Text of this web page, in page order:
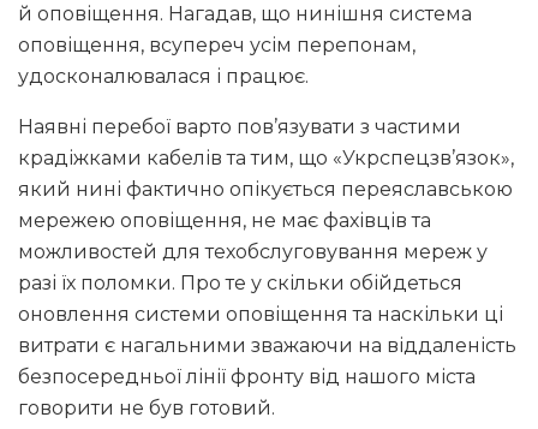
й оповіщення. Нагадав, що нинішня система
оповіщення, всупереч усім перепонам,
удосконалювалася і працює.
Наявні перебої варто пов’язувати з частими
крадіжками кабелів та тим, що «Укрспецзв’язок»,
який нині фактично опікується переяславською
мережею оповіщення, не має фахівців та
можливостей для техобслуговування мереж у
разі їх поломки. Про те у скільки обійдеться
оновлення системи оповіщення та наскільки ці
витрати є нагальними зважаючи на віддаленість
безпосередньої лінії фронту від нашого міста
говорити не був готовий.